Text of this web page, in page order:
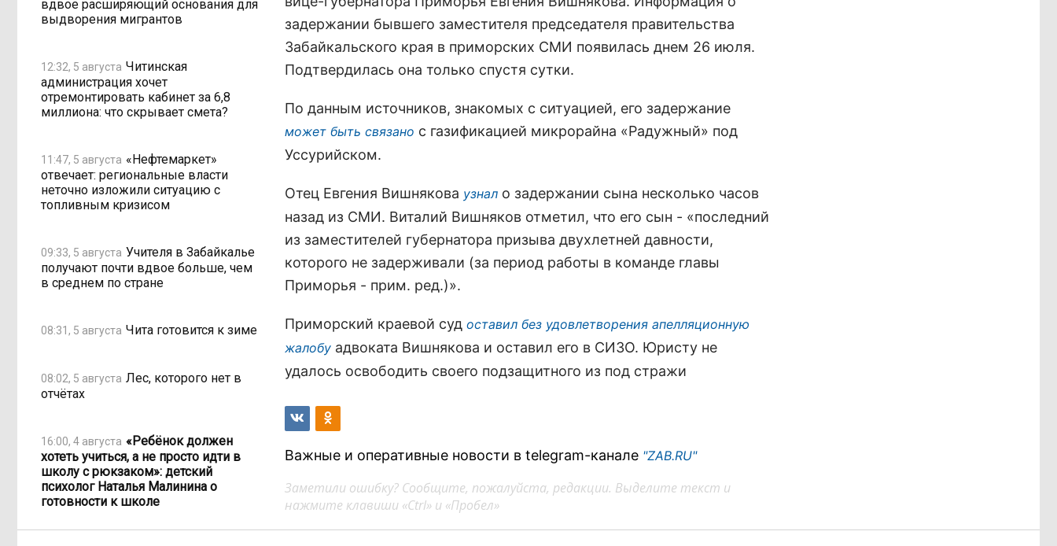
вдвое расширяющий основания для
выдворения мигрантов
12:32, 5 августа Читинская
администрация хочет
отремонтировать кабинет за 6,8
миллиона: что скрывает смета?
11:47, 5 августа «Нефтемаркет»
отвечает: региональные власти
неточно изложили ситуацию с
топливным кризисом
09:33, 5 августа Учителя в Забайкалье
получают почти вдвое больше, чем
в среднем по стране
08:31, 5 августа Чита готовится к зиме
08:02, 5 августа Лес, которого нет в
отчётах
16:00, 4 августа «Ребёнок должен
хотеть учиться, а не просто идти в
школу с рюкзаком»: детский
психолог Наталья Малинина о
готовности к школе
задержании бывшего заместителя председателя правительства
Забайкальского края в приморских СМИ появилась днем 26 июля.
Подтвердилась она только спустя сутки.
По данным источников, знакомых с ситуацией, его задержание
может быть связано с газификацией микрорайна «Радужный» под
Уссурийском.
Отец Евгения Вишнякова узнал о задержании сына несколько часов
назад из СМИ. Виталий Вишняков отметил, что его сын - «последний
из заместителей губернатора призыва двухлетней давности,
которого не задерживали (за период работы в команде главы
Приморья - прим. ред.)».
Приморский краевой суд оставил без удовлетворения апелляционную
жалобу адвоката Вишнякова и оставил его в СИЗО. Юристу не
удалось освободить своего подзащитного из под стражи
Важные и оперативные новости в telegram-канале "ZAB.RU"
Заметили ошибку? Сообщите, пожалуйста, редакции. Выделите текст и
нажмите клавиши «Ctrl» и «Пробел»